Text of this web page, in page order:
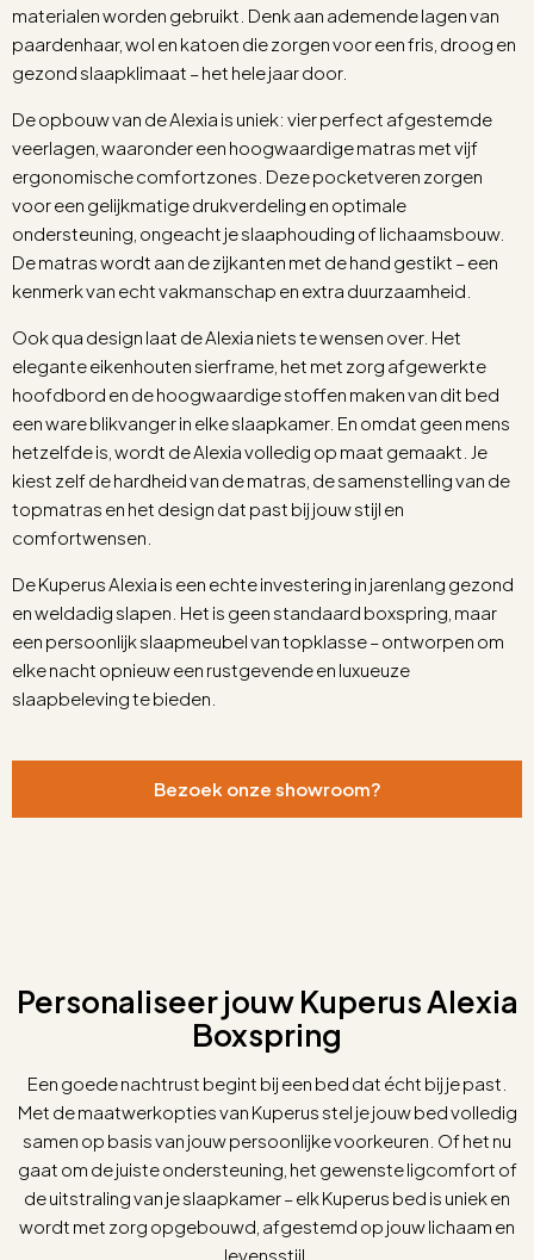
materialen worden gebruikt. Denk aan ademende lagen van
paardenhaar, wol en katoen die zorgen voor een fris, droog en
gezond slaapklimaat – het hele jaar door.
De opbouw van de Alexia is uniek: vier perfect afgestemde
veerlagen, waaronder een hoogwaardige matras met vijf
ergonomische comfortzones. Deze pocketveren zorgen
voor een gelijkmatige drukverdeling en optimale
ondersteuning, ongeacht je slaaphouding of lichaamsbouw.
De matras wordt aan de zijkanten met de hand gestikt – een
kenmerk van echt vakmanschap en extra duurzaamheid.
Ook qua design laat de Alexia niets te wensen over. Het
elegante eikenhouten sierframe, het met zorg afgewerkte
hoofdbord en de hoogwaardige stoffen maken van dit bed
een ware blikvanger in elke slaapkamer. En omdat geen mens
hetzelfde is, wordt de Alexia volledig op maat gemaakt. Je
kiest zelf de hardheid van de matras, de samenstelling van de
topmatras en het design dat past bij jouw stijl en
comfortwensen.
De Kuperus Alexia is een echte investering in jarenlang gezond
en weldadig slapen. Het is geen standaard boxspring, maar
een persoonlijk slaapmeubel van topklasse – ontworpen om
elke nacht opnieuw een rustgevende en luxueuze
slaapbeleving te bieden.
Bezoek onze showroom?
Personaliseer jouw Kuperus Alexia
Boxspring
Een goede nachtrust begint bij een bed dat écht bij je past.
Met de maatwerkopties van Kuperus stel je jouw bed volledig
samen op basis van jouw persoonlijke voorkeuren. Of het nu
gaat om de juiste ondersteuning, het gewenste ligcomfort of
de uitstraling van je slaapkamer – elk Kuperus bed is uniek en
wordt met zorg opgebouwd, afgestemd op jouw lichaam en
levensstijl.